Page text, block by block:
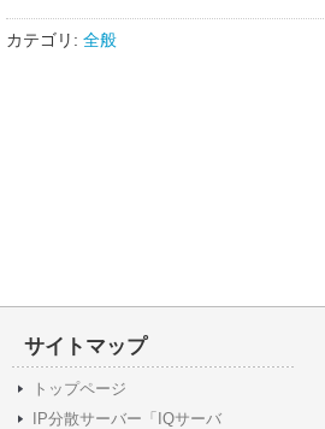
カテゴリ: 全般
サイトマップ
トップページ
IP分散サーバー「IQサーバ